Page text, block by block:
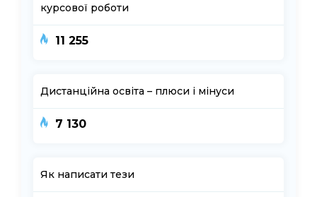
курсової роботи
11 255
Дистанційна освіта – плюси і мінуси
7 130
Як написати тези